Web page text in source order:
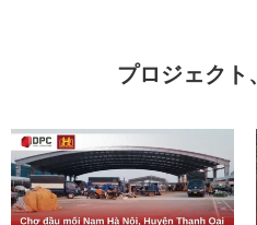
プロジェクト、作品 D